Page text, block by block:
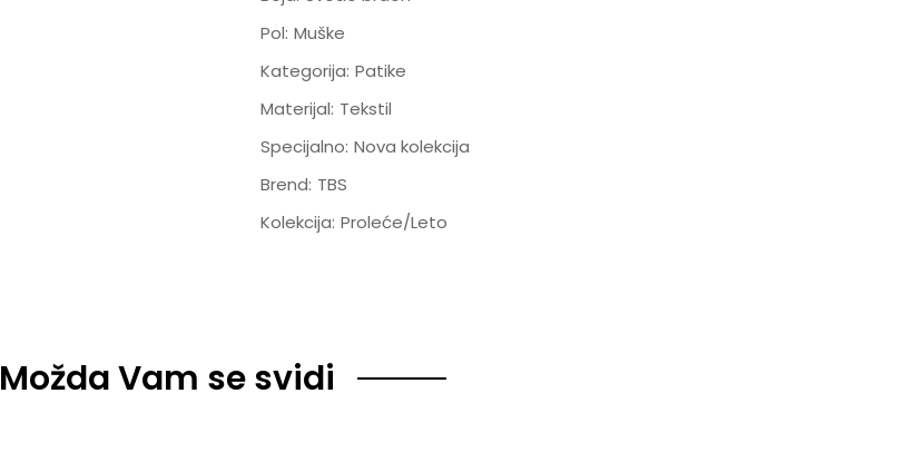
Pol: Muške
Kategorija: Patike
Materijal: Tekstil
Specijalno: Nova kolekcija
Brend: TBS
Kolekcija: Proleće/Leto
Možda Vam se svidi